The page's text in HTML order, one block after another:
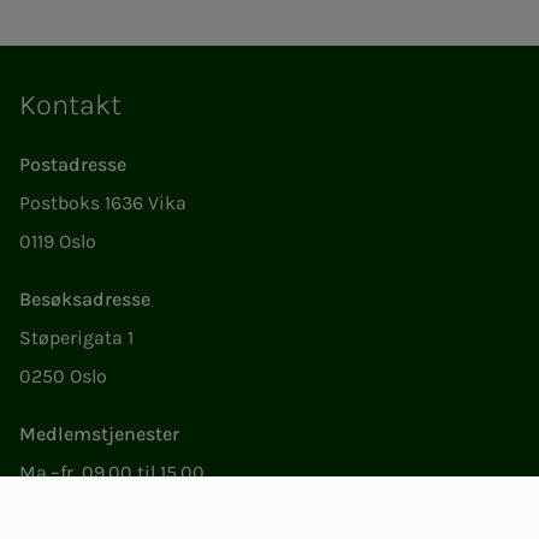
Kontakt
Postadresse
Postboks 1636 Vika
0119 Oslo
Besøksadresse
Støperigata 1
0250 Oslo
Medlemstjenester
Ma.–fr. 09.00 til 15.00